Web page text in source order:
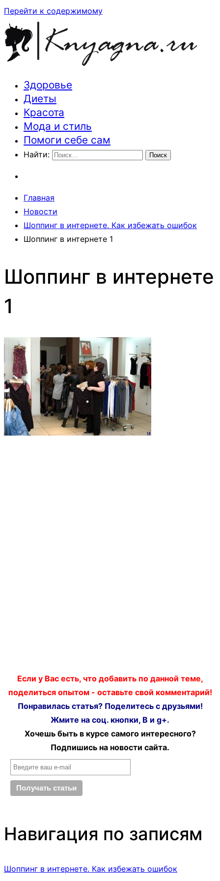
Перейти к содержимому
Траектория здоровья и красоты
Здоровье
Диеты
Красота
Мода и стиль
Помоги себе сам
Найти:
Главная
Новости
Шоппинг в интернете. Как избежать ошибок
Шоппинг в интернете 1
Шоппинг в интернете
1
Если у Вас есть, что добавить по данной теме,
поделиться опытом - оставьте свой комментарий!
Понравилась статья? Поделитесь с друзьями!
Жмите на соц. кнопки, В и g+.
Хочешь быть в курсе самого интересного?
Подпишись на новости сайта.
Навигация по записям
Шоппинг в интернете. Как избежать ошибок